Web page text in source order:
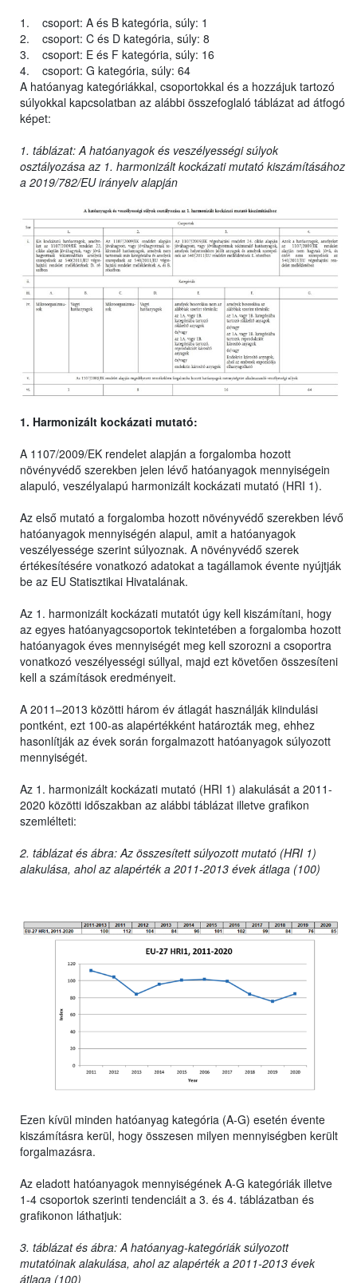
1. csoport: A és B kategória, súly: 1
2. csoport: C és D kategória, súly: 8
3. csoport: E és F kategória, súly: 16
4. csoport: G kategória, súly: 64
A hatóanyag kategóriákkal, csoportokkal és a hozzájuk tartozó
súlyokkal kapcsolatban az alábbi összefoglaló táblázat ad átfogó
képet:
1. táblázat: A hatóanyagok és veszélyességi súlyok
osztályozása az 1. harmonizált kockázati mutató kiszámításához
a 2019/782/EU irányelv alapján
1. Harmonizált kockázati mutató:
A 1107/2009/EK rendelet alapján a forgalomba hozott
növényvédő szerekben jelen lévő hatóanyagok mennyiségein
alapuló, veszélyalapú harmonizált kockázati mutató (HRI 1).
Az első mutató a forgalomba hozott növényvédő szerekben lévő
hatóanyagok mennyiségén alapul, amit a hatóanyagok
veszélyessége szerint súlyoznak. A növényvédő szerek
értékesítésére vonatkozó adatokat a tagállamok évente nyújtják
be az EU Statisztikai Hivatalának.
Az 1. harmonizált kockázati mutatót úgy kell kiszámítani, hogy
az egyes hatóanyagcsoportok tekintetében a forgalomba hozott
hatóanyagok éves mennyiségét meg kell szorozni a csoportra
vonatkozó veszélyességi súllyal, majd ezt követően összesíteni
kell a számítások eredményeit.
A 2011–2013 közötti három év átlagát használják kiindulási
pontként, ezt 100-as alapértékként határozták meg, ehhez
hasonlítják az évek során forgalmazott hatóanyagok súlyozott
mennyiségét.
Az 1. harmonizált kockázati mutató (HRI 1) alakulását a 2011-
2020 közötti időszakban az alábbi táblázat illetve grafikon
szemlélteti:
2. táblázat és ábra: Az összesített súlyozott mutató (HRI 1)
alakulása, ahol az alapérték a 2011-2013 évek átlaga (100)
Ezen kívül minden hatóanyag kategória (A-G) esetén évente
kiszámításra kerül, hogy összesen milyen mennyiségben került
forgalmazásra.
Az eladott hatóanyagok mennyiségének A-G kategóriák illetve
1-4 csoportok szerinti tendenciáit a 3. és 4. táblázatban és
grafikonon láthatjuk:
3. táblázat és ábra: A hatóanyag-kategóriák súlyozott
mutatóinak alakulása, ahol az alapérték a 2011-2013 évek
átlaga (100)